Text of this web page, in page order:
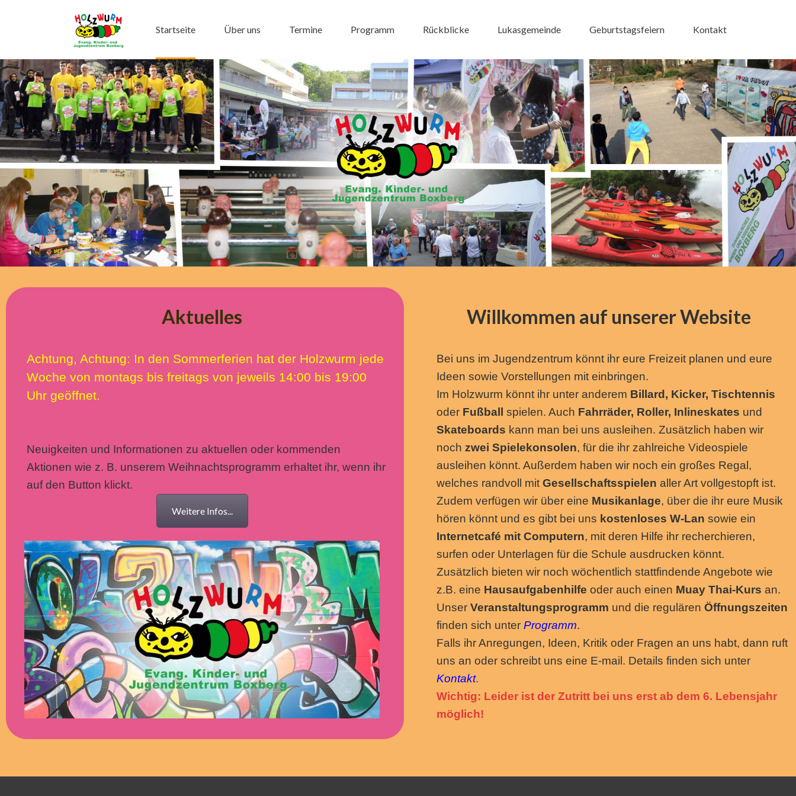
Startseite Über uns Termine Programm Rückblicke Lukasgemeinde Geburtstagsfeiern Kontakt
Aktuelles
Achtung, Achtung: In den Sommerferien hat der Holzwurm jede
Woche von montags bis freitags von jeweils 14:00 bis 19:00
Uhr geöffnet.
Neuigkeiten und Informationen zu aktuellen oder kommenden
Aktionen wie z. B. unserem Weihnachtsprogramm erhaltet ihr, wenn ihr
auf den Button klickt.
Weitere Infos...
Willkommen auf unserer Website
Bei uns im Jugendzentrum könnt ihr eure Freizeit planen und eure
Ideen sowie Vorstellungen mit einbringen.
Im Holzwurm könnt ihr unter anderem Billard, Kicker, Tischtennis
oder Fußball spielen. Auch Fahrräder, Roller, Inlineskates und
Skateboards kann man bei uns ausleihen. Zusätzlich haben wir
noch zwei Spielekonsolen, für die ihr zahlreiche Videospiele
ausleihen könnt. Außerdem haben wir noch ein großes Regal,
welches randvoll mit Gesellschaftsspielen aller Art vollgestopft ist.
Zudem verfügen wir über eine Musikanlage, über die ihr eure Musik
hören könnt und es gibt bei uns kostenloses W-Lan sowie ein
Internetcafé mit Computern, mit deren Hilfe ihr recherchieren,
surfen oder Unterlagen für die Schule ausdrucken könnt.
Zusätzlich bieten wir noch wöchentlich stattfindende Angebote wie
z.B. eine Hausaufgabenhilfe oder auch einen Muay Thai-Kurs an.
Unser Veranstaltungsprogramm und die regulären Öffnungszeiten
finden sich unter Programm.
Falls ihr Anregungen, Ideen, Kritik oder Fragen an uns habt, dann ruft
uns an oder schreibt uns eine E-mail. Details finden sich unter
Kontakt.
Wichtig: Leider ist der Zutritt bei uns erst ab dem 6. Lebensjahr
möglich!